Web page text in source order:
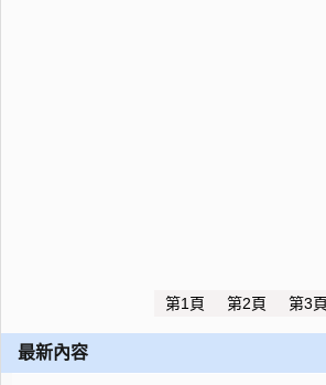
第1頁 第2頁 第3頁
最新內容